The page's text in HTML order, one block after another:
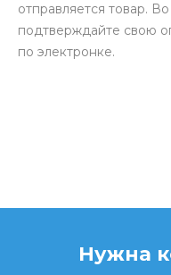
отправляется товар.
подтверждайте свою
по электронке.
Нужна